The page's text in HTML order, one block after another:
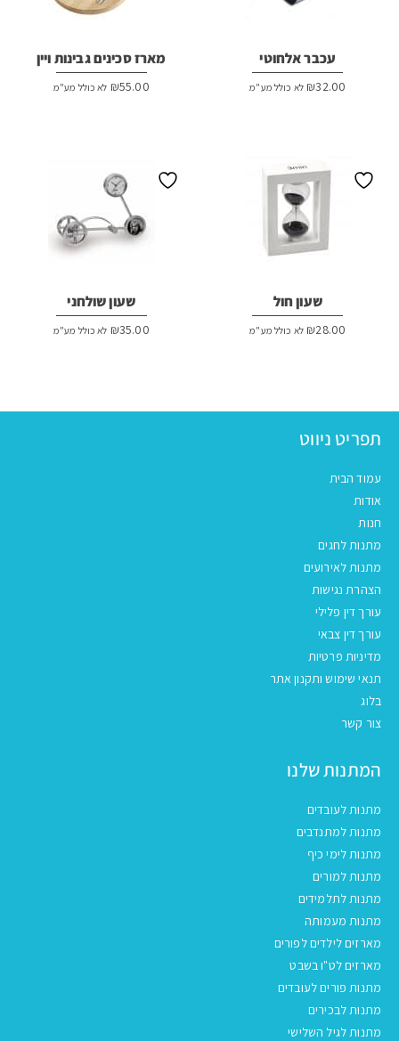
עכבר אלחוטי
₪32.00 לא כולל מע"מ
מארז סכינים גבינות ויין
₪55.00 לא כולל מע"מ
שעון חול
₪28.00 לא כולל מע"מ
שעון שולחני
₪35.00 לא כולל מע"מ
תפריט ניווט
עמוד הבית
אודות
חנות
מתנות לחגים
מתנות לאירועים
הצהרת נגישות
עורך דין פלילי
עורך דין צבאי
מדיניות פרטיות
תנאי שימוש ותקנון אתר
בלוג
צור קשר
המתנות שלנו
מתנות לעובדים
מתנות למתנדבים
מתנות לימי כיף
מתנות למורים
מתנות לתלמידים
מתנות מעמותה
מארזים לילדים לפורים
מארזים לט"ו בשבט
מתנות פורים לעובדים
מתנות לבכירים
מתנות לגיל השלישי